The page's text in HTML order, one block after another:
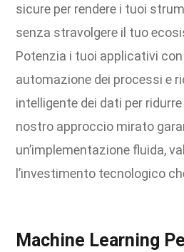
sicure per rendere i tuoi
senza stravolgere il tuo
Potenzia i tuoi applicativi
automazione dei processi e
intelligente dei dati per
nostro approccio mirato
un’implementazione fluida,
l’investimento tecnologico
Machine Learning